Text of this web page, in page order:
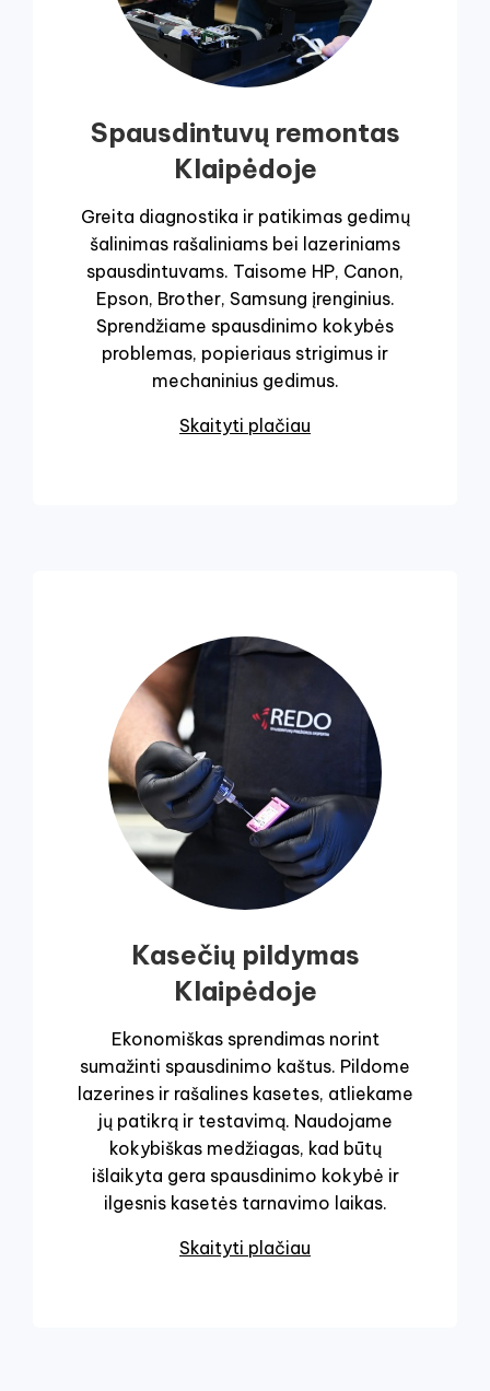
Spausdintuvų remontas
Klaipėdoje
Greita diagnostika ir patikimas gedimų
šalinimas rašaliniams bei lazeriniams
spausdintuvams. Taisome HP, Canon,
Epson, Brother, Samsung įrenginius.
Sprendžiame spausdinimo kokybės
problemas, popieriaus strigimus ir
mechaninius gedimus.
Skaityti plačiau
Kasečių pildymas
Klaipėdoje
Ekonomiškas sprendimas norint
sumažinti spausdinimo kaštus. Pildome
lazerines ir rašalines kasetes, atliekame
jų patikrą ir testavimą. Naudojame
kokybiškas medžiagas, kad būtų
išlaikyta gera spausdinimo kokybė ir
ilgesnis kasetės tarnavimo laikas.
Skaityti plačiau